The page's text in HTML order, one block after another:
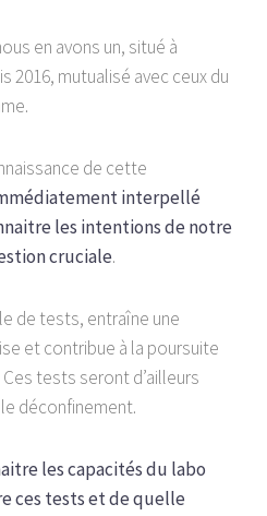
en avons un, situé à
2016, mutualisé avec ceux du
de cette
interpellé
les intentions de notre
cruciale.
de tests, entraîne une
et contribue à la poursuite
tests seront d’ailleurs
déconfinement.
les capacités du labo
ces tests et de quelle